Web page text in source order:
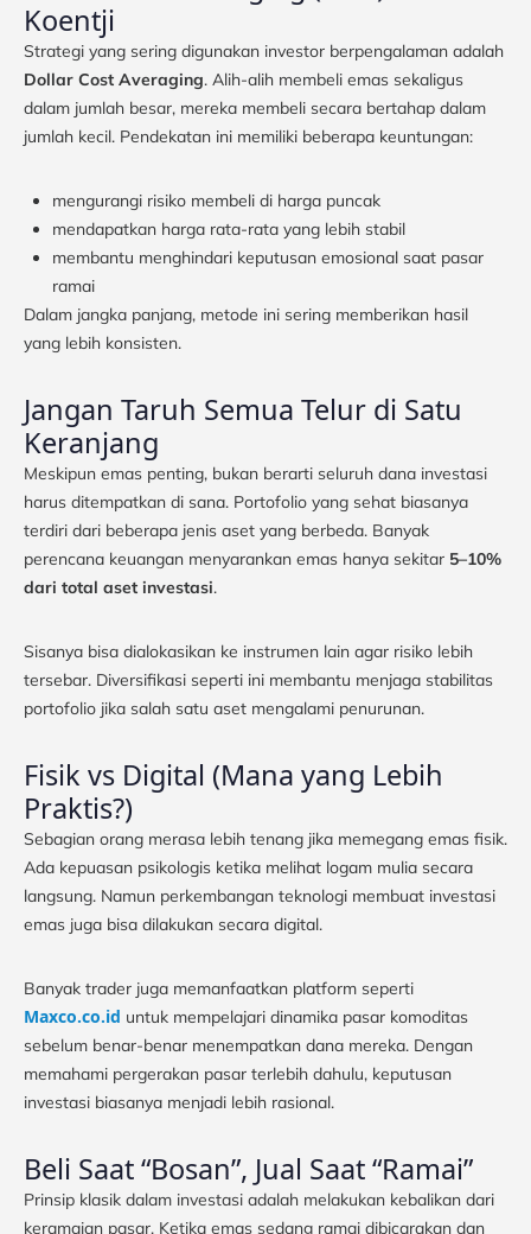
Koentji
Strategi yang sering digunakan investor berpengalaman adalah
Dollar Cost Averaging. Alih-alih membeli emas sekaligus
dalam jumlah besar, mereka membeli secara bertahap dalam
jumlah kecil. Pendekatan ini memiliki beberapa keuntungan:
mengurangi risiko membeli di harga puncak
mendapatkan harga rata-rata yang lebih stabil
membantu menghindari keputusan emosional saat pasar
ramai
Dalam jangka panjang, metode ini sering memberikan hasil
yang lebih konsisten.
Jangan Taruh Semua Telur di Satu
Keranjang
Meskipun emas penting, bukan berarti seluruh dana investasi
harus ditempatkan di sana. Portofolio yang sehat biasanya
terdiri dari beberapa jenis aset yang berbeda. Banyak
perencana keuangan menyarankan emas hanya sekitar 5–10%
dari total aset investasi.
Sisanya bisa dialokasikan ke instrumen lain agar risiko lebih
tersebar. Diversifikasi seperti ini membantu menjaga stabilitas
portofolio jika salah satu aset mengalami penurunan.
Fisik vs Digital (Mana yang Lebih
Praktis?)
Sebagian orang merasa lebih tenang jika memegang emas fisik.
Ada kepuasan psikologis ketika melihat logam mulia secara
langsung. Namun perkembangan teknologi membuat investasi
emas juga bisa dilakukan secara digital.
Banyak trader juga memanfaatkan platform seperti
Maxco.co.id untuk mempelajari dinamika pasar komoditas
sebelum benar-benar menempatkan dana mereka. Dengan
memahami pergerakan pasar terlebih dahulu, keputusan
investasi biasanya menjadi lebih rasional.
Beli Saat “Bosan”, Jual Saat “Ramai”
Prinsip klasik dalam investasi adalah melakukan kebalikan dari
keramaian pasar. Ketika emas sedang ramai dibicarakan dan